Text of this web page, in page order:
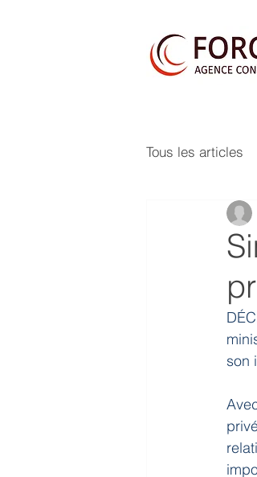
Tous les articles
son